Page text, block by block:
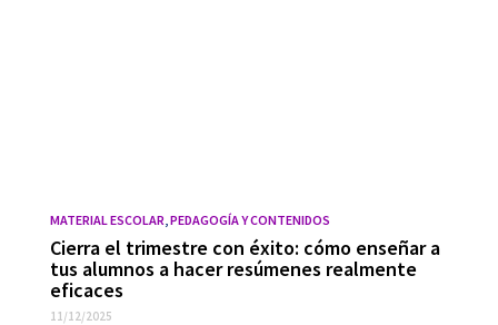
MATERIAL ESCOLAR PEDAGOGÍA Y CONTENIDOS
Cierra el trimestre con éxito: cómo enseñar a
tus alumnos a hacer resúmenes realmente
eficaces
11/12/2025